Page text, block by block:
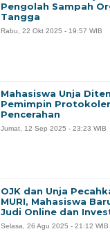
Pengolah Sampah
Tangga
Rabu, 22 Okt 2025 - 19:57 WIB
Mahasiswa Unja
Pemimpin
Pencerahan
Jumat, 12 Sep 2025 - 23:23 WIB
OJK dan Unja
MURI, Mahasiswa
Judi Online dan
Selasa, 26 Agu 2025 - 21:12 WIB